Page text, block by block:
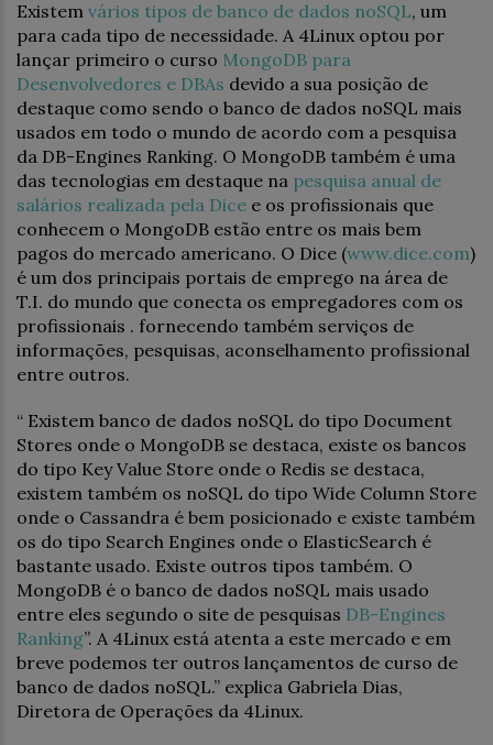
Existem vários tipos de banco de dados noSQL, um
para cada tipo de necessidade. A 4Linux optou por
lançar primeiro o curso MongoDB para
Desenvolvedores e DBAs devido a sua posição de
destaque como sendo o banco de dados noSQL mais
usados em todo o mundo de acordo com a pesquisa
da DB-Engines Ranking. O MongoDB também é uma
das tecnologias em destaque na pesquisa anual de
salários realizada pela Dice e os profissionais que
conhecem o MongoDB estão entre os mais bem
pagos do mercado americano. O Dice (www.dice.com)
é um dos principais portais de emprego na área de
T.I. do mundo que conecta os empregadores com os
profissionais . fornecendo também serviços de
informações, pesquisas, aconselhamento profissional
entre outros.
“ Existem banco de dados noSQL do tipo Document
Stores onde o MongoDB se destaca, existe os bancos
do tipo Key Value Store onde o Redis se destaca,
existem também os noSQL do tipo Wide Column Store
onde o Cassandra é bem posicionado e existe também
os do tipo Search Engines onde o ElasticSearch é
bastante usado. Existe outros tipos também. O
MongoDB é o banco de dados noSQL mais usado
entre eles segundo o site de pesquisas DB-Engines
Ranking”. A 4Linux está atenta a este mercado e em
breve podemos ter outros lançamentos de curso de
banco de dados noSQL.” explica Gabriela Dias,
Diretora de Operações da 4Linux.